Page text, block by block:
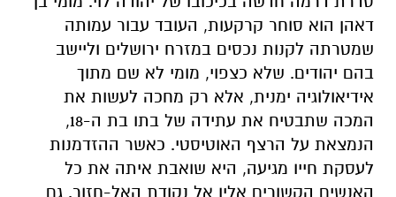
דאהן הוא סוחר קרקעות, העובד עבור עמותה
שמטרתה לקנות נכסים במזרח ירושלים וליישב
בהם יהודים. שלא כצפוי, מומי לא שם מתוך
אידיאולוגיה ימנית, אלא רק מחכה לעשות את
המכה שתבטיח את עתידה של בתו בת ה-18,
הנמצאת על הרצף האוטיסטי. כאשר ההזדמנות
לעסקת חייו מגיעה, היא שואבת איתה את כל
האנשים הקשורים אליו אל נקודת האל-חזור. גם